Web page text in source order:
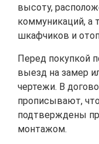
высоту,
коммуникаций, а
шкафчиков и
Перед покупкой
выезд на замер
чертежи. В
прописывают,
подтверждены
монтажом.